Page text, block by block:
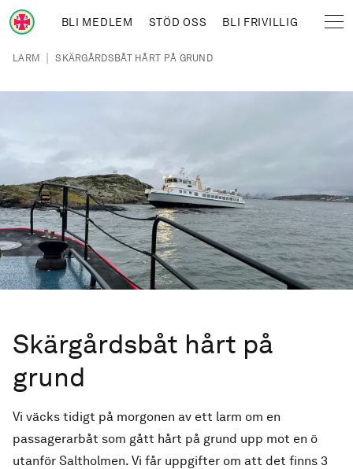
Hoppa till huvudinnehåll
BLI MEDLEM STÖD OSS BLI FRIVILLIG
Länkstig
LARM | SKÄRGÅRDSBÅT HÅRT PÅ GRUND
Skärgårdsbåt hårt på
grund
Vi väcks tidigt på morgonen av ett larm om en
passagerarbåt som gått hårt på grund upp mot en ö
utanför Saltholmen. Vi får uppgifter om att det finns 3